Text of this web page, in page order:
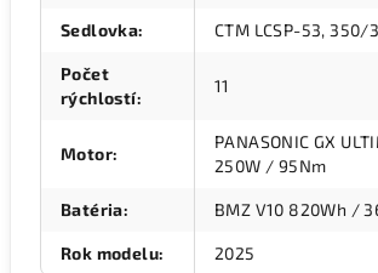
Sedlovka: CTM LCSP-53, 350/
Počet
rýchlostí:
11
Motor:
PANASONIC GX
250W / 95Nm
Batéria: BMZ V10 820Wh /
Rok modelu: 2025